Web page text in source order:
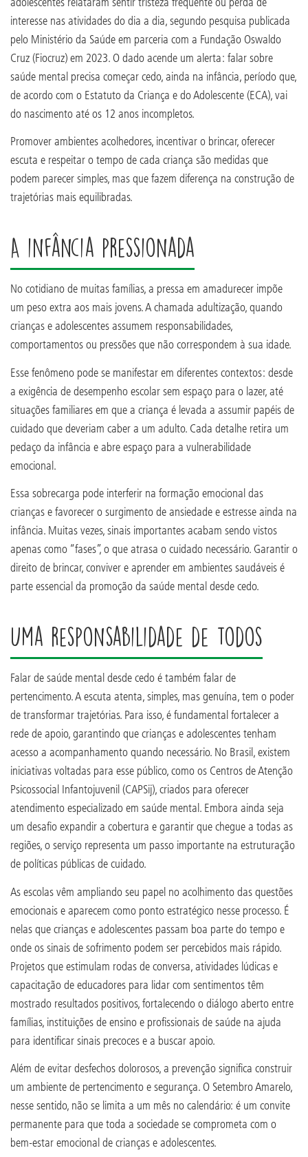
interesse nas atividades do dia a dia, segundo pesquisa publicada
pelo Ministério da Saúde em parceria com a Fundação Oswaldo
Cruz (Fiocruz) em 2023. O dado acende um alerta: falar sobre
saúde mental precisa começar cedo, ainda na infância, período que,
de acordo com o Estatuto da Criança e do Adolescente (ECA), vai
do nascimento até os 12 anos incompletos.
Promover ambientes acolhedores, incentivar o brincar, oferecer
escuta e respeitar o tempo de cada criança são medidas que
podem parecer simples, mas que fazem diferença na construção de
trajetórias mais equilibradas.
A infância pressionada
No cotidiano de muitas famílias, a pressa em amadurecer impõe
um peso extra aos mais jovens. A chamada adultização, quando
crianças e adolescentes assumem responsabilidades,
comportamentos ou pressões que não correspondem à sua idade.
Esse fenômeno pode se manifestar em diferentes contextos: desde
a exigência de desempenho escolar sem espaço para o lazer, até
situações familiares em que a criança é levada a assumir papéis de
cuidado que deveriam caber a um adulto. Cada detalhe retira um
pedaço da infância e abre espaço para a vulnerabilidade
emocional.
Essa sobrecarga pode interferir na formação emocional das
crianças e favorecer o surgimento de ansiedade e estresse ainda na
infância. Muitas vezes, sinais importantes acabam sendo vistos
apenas como “fases”, o que atrasa o cuidado necessário. Garantir o
direito de brincar, conviver e aprender em ambientes saudáveis é
parte essencial da promoção da saúde mental desde cedo.
Uma responsabilidade de todos
Falar de saúde mental desde cedo é também falar de
pertencimento. A escuta atenta, simples, mas genuína, tem o poder
de transformar trajetórias. Para isso, é fundamental fortalecer a
rede de apoio, garantindo que crianças e adolescentes tenham
acesso a acompanhamento quando necessário. No Brasil, existem
iniciativas voltadas para esse público, como os Centros de Atenção
Psicossocial Infantojuvenil (CAPSij), criados para oferecer
atendimento especializado em saúde mental. Embora ainda seja
um desafio expandir a cobertura e garantir que chegue a todas as
regiões, o serviço representa um passo importante na estruturação
de políticas públicas de cuidado.
As escolas vêm ampliando seu papel no acolhimento das questões
emocionais e aparecem como ponto estratégico nesse processo. É
nelas que crianças e adolescentes passam boa parte do tempo e
onde os sinais de sofrimento podem ser percebidos mais rápido.
Projetos que estimulam rodas de conversa, atividades lúdicas e
capacitação de educadores para lidar com sentimentos têm
mostrado resultados positivos, fortalecendo o diálogo aberto entre
famílias, instituições de ensino e profissionais de saúde na ajuda
para identificar sinais precoces e a buscar apoio.
Além de evitar desfechos dolorosos, a prevenção significa construir
um ambiente de pertencimento e segurança. O Setembro Amarelo,
nesse sentido, não se limita a um mês no calendário: é um convite
permanente para que toda a sociedade se comprometa com o
bem-estar emocional de crianças e adolescentes.